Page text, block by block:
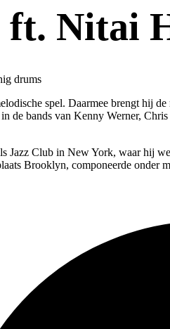
Nitai
drums
spel. Daarmee brengt hij
de bands van Kenny Werner,
Jazz Club in New York, waar hij
Brooklyn, componeerde onder